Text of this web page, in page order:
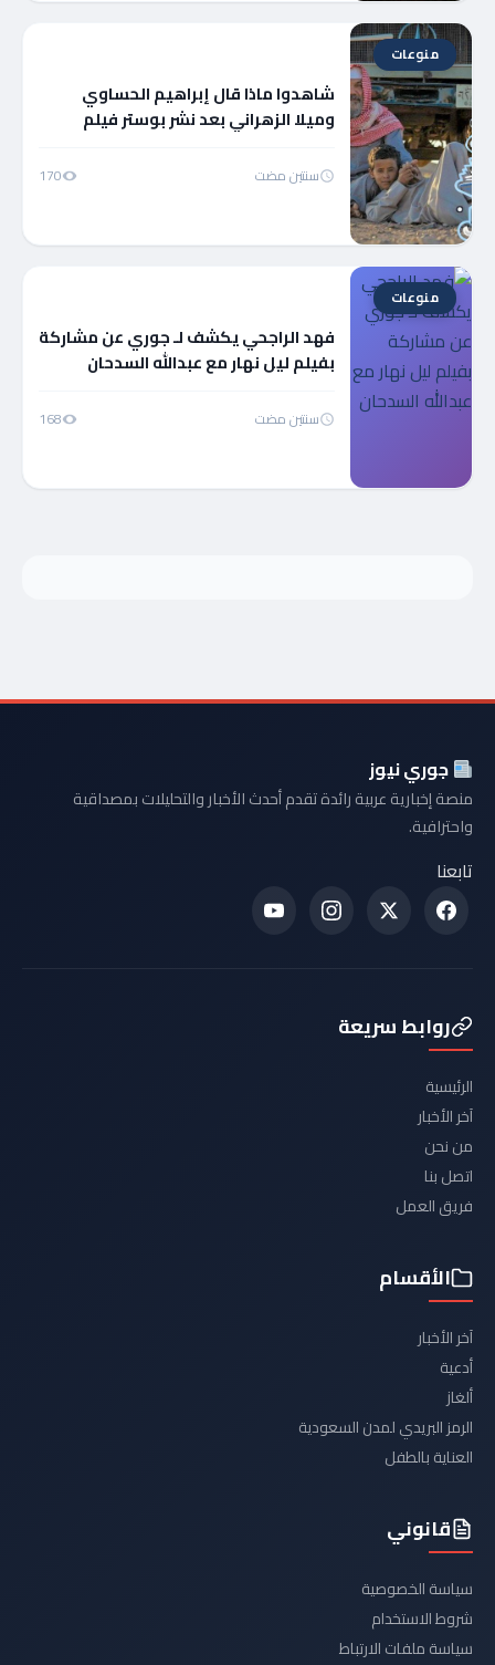
منوعات
شاهدوا ماذا قال إبراهيم الحساوي
وميلا الزهراني بعد نشر بوستر فيلم
سنتين مضت 170
منوعات
فهد الراجحي يكشف لـ جوري عن مشاركة
بفيلم ليل نهار مع عبدالله السدحان
سنتين مضت 168
جوري نيوز
منصة إخبارية عربية رائدة تقدم أحدث الأخبار والتحليلات بمصداقية
واحترافية.
تابعنا
روابط سريعة
الرئيسية
آخر الأخبار
من نحن
اتصل بنا
فريق العمل
الأقسام
آخر الأخبار
أدعية
ألغاز
الرمز البريدي لمدن السعودية
العناية بالطفل
قانوني
سياسة الخصوصية
شروط الاستخدام
سياسة ملفات الارتباط